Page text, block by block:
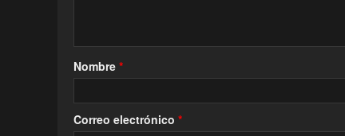
Nombre *
Correo electrónico *